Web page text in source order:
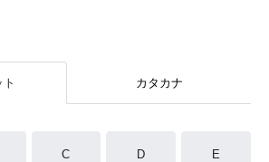
カタカナ
C D E